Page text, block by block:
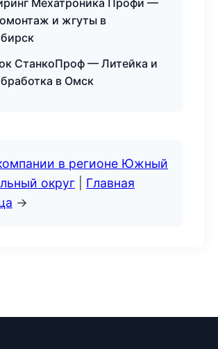
Мехатроника Профи —
и жгуты в
СтанкоПроф — Литейка и
в Омск
в регионе Южный
округ
Главная
→